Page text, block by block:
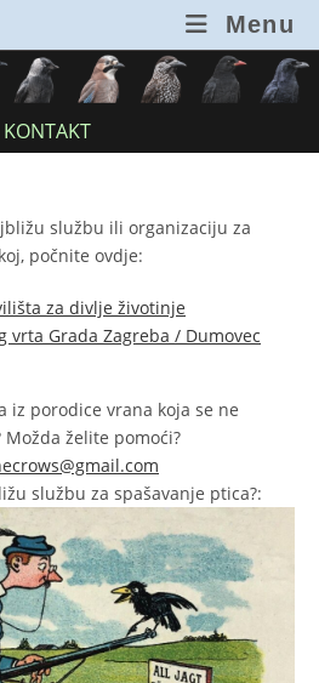
Menu
KONTAKT
službu ili organizaciju za
počnite ovdje:
za divlje životinje
vrta Grada Zagreba / Dumovec
iz porodice vrana koja se ne
želite pomoći?
službu za spašavanje ptica?: